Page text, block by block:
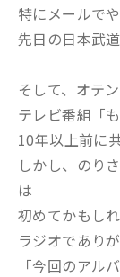
特にメールで
先日の日本武
そして、オテ
テレビ番組「
10年以上前に
しかし、のり
は
初めてかもし
ラジオであり
「今回のアル